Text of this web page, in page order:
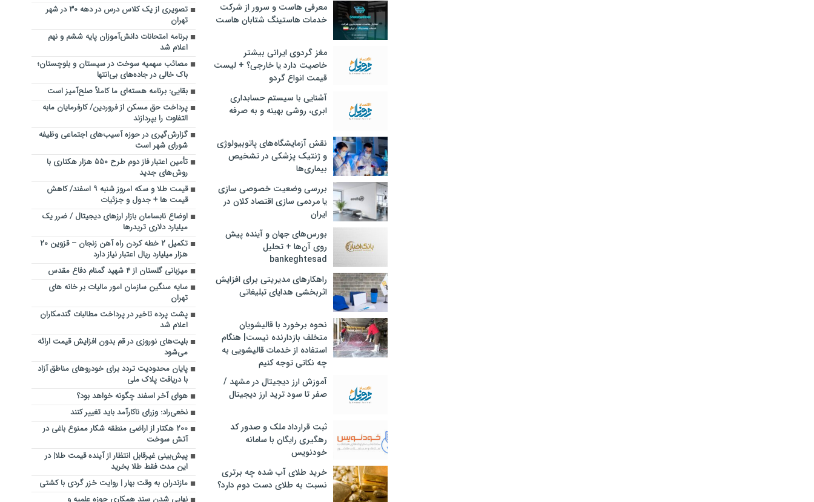
معرفی هاست و سرور از شرکت
خدمات هاستینگ شتابان هاست
مغز گردوی ایرانی بیشتر
خاصیت دارد یا خارجی؟ + لیست
قیمت انواع گردو
آشنایی با سیستم حسابداری
ابری، روشی بهینه و به صرفه
نقش آزمایشگاه‌های پاتوبیولوژی
و ژنتیک پزشکی در تشخیص
بیماری‌ها
بررسی وضعیت خصوصی سازی
یا مردمی سازی اقتصاد کلان در
ایران
بورس‌های جهان و آینده پیش
روی آن‌ها + تحلیل
bankeghtesad
راهکارهای مدیریتی برای افزایش
اثربخشی هدایای تبلیغاتی
نحوه برخورد با قالیشویان
متخلف بازدارنده نیست| هنگام
استفاده از خدمات قالیشویی به
چه نکاتی توجه کنیم
آموزش ارز دیجیتال در مشهد /
صفر تا سود ترید ارز دیجیتال
ثبت قرارداد ملک و صدور کد
رهگیری رایگان با سامانه
خودنویس
خرید طلای آب شده چه برتری
نسبت به طلای دست دوم دارد؟
تصویری از یک کلاس درس در دهه ۳۰ در شهر
تهران
برنامه امتحانات دانش‌آموزان پایه ششم و نهم
اعلام شد
مصائب سهمیه سوخت در سیستان و بلوچستان؛
باک خالی در جاده‌های بی‌انتها
بقایی: برنامه هسته‌ای ما کاملاً صلح‌آمیز است
پرداخت حق مسکن از فروردین/ کارفرمایان مابه
التفاوت را بپردازند
گزارش‌گیری در حوزه آسیب‌های اجتماعی وظیفه
شورای شهر است
تأمین اعتبار فاز دوم طرح ۵۵۰ هزار هکتاری با
روش‌های جدید
قیمت طلا و سکه امروز شنبه ۹ اسفند/ کاهش
قیمت ها + جدول و جزئیات
اوضاع نابسامان بازار ارزهای دیجیتال / ضرر یک
میلیارد دلاری تریدرها
تکمیل ۲ خطه کردن راه آهن زنجان – قزوین ۲۰
هزار میلیارد ریال اعتبار نیاز دارد
میزبانی گلستان از ۴ شهید گمنام دفاع مقدس
سایه سنگین سازمان امور مالیات بر خانه های
تهران
پشت پرده تاخیر در پرداخت مطالبات گندمکاران
اعلام شد
بلیت‌های نوروزی در قم بدون افزایش قیمت ارائه
می‌شود
پایان محدودیت تردد برای خودروهای مناطق آزاد
با دریافت پلاک ملی
هوای آخر اسفند چگونه خواهد بود؟
نخعی‌راد: وزرای ناکارآمد باید تغییر کنند
۲۰۰ هکتار از اراضی منطقه شکار ممنوع باغی در
آتش سوخت
پیش‌بینی غیرقابل انتظار از آینده قیمت طلا| در
این مدت فقط طلا بخرید
مازندران به وقت بهار | روایت خزر گردی با کشتی
نهایی شدن سند همکاری حوزه علمیه و